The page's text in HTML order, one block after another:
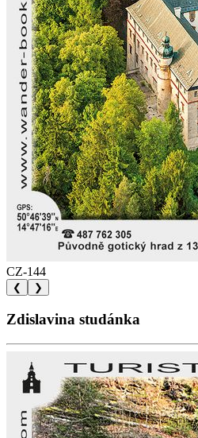
CZ-144
❮ ❯
Zdislavina studánka